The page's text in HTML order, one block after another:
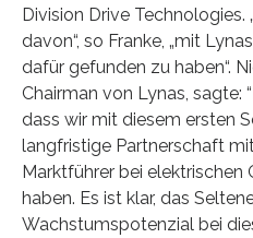
Division Drive Technologies.
davon“, so Franke, „mit
dafür gefunden zu haben“.
Chairman von Lynas, sagte:
dass wir mit diesem ersten
langfristige Partnerschaft
Marktführer bei elektrischen
haben. Es ist klar, das
Wachstumspotenzial bei